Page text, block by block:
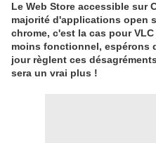
Le Web Store accessible sur
majorité d'applications open
chrome, c'est la cas pour
moins fonctionnel, espérons
jour règlent ces
sera un vrai plus !